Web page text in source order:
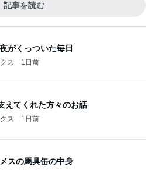
記事を読む
がくっついた毎日
ス 1日前
えてくれた方々のお話
ス 1日前
スの馬具缶の中身